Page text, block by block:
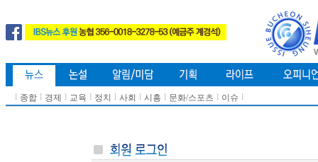
l 종합 l 경제 l 교육 l 정치 l 사회 l 시흥 l 문화/스포츠 l 이슈 l